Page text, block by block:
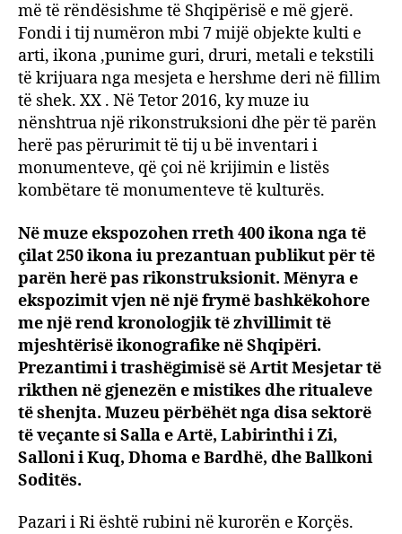
më të rëndësishme të Shqipërisë e më gjerë.
Fondi i tij numëron mbi 7 mijë objekte kulti e
arti, ikona ,punime guri, druri, metali e tekstili
të krijuara nga mesjeta e hershme deri në fillim
të shek. XX . Në Tetor 2016, ky muze iu
nënshtrua një rikonstruksioni dhe për të parën
herë pas përurimit të tij u bë inventari i
monumenteve, që çoi në krijimin e listës
kombëtare të monumenteve të kulturës.
Në muze ekspozohen rreth 400 ikona nga të
çilat 250 ikona iu prezantuan publikut për të
parën herë pas rikonstruksionit. Mënyra e
ekspozimit vjen në një frymë bashkëkohore
me një rend kronologjik të zhvillimit të
mjeshtërisë ikonografike në Shqipëri.
Prezantimi i trashëgimisë së Artit Mesjetar të
rikthen në gjenezën e mistikes dhe ritualeve
të shenjta. Muzeu përbëhët nga disa sektorë
të veçante si Salla e Artë, Labirinthi i Zi,
Salloni i Kuq, Dhoma e Bardhë, dhe Ballkoni
Soditës.
Pazari i Ri është rubini në kurorën e Korçës.